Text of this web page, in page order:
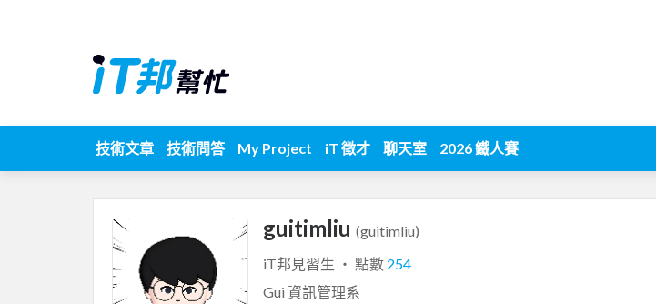
技術文章 技術問答 My Project iT 徵才 聊天室 2026 鐵人賽
guitimliu (guitimliu)
iT邦見習生 ‧ 點數 254
Gui 資訊管理系